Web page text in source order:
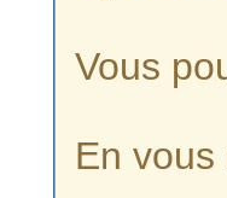
Vous
En vous